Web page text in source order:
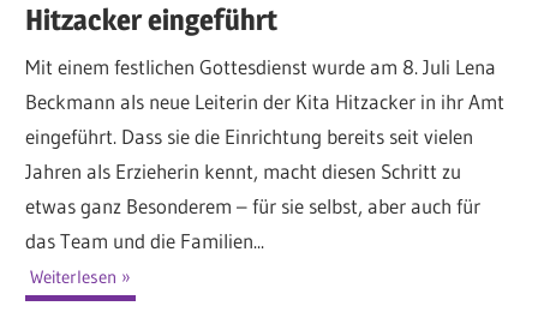
Hitzacker eingeführt
Mit einem festlichen Gottesdienst wurde am 8. Juli Lena
Beckmann als neue Leiterin der Kita Hitzacker in ihr Amt
eingeführt. Dass sie die Einrichtung bereits seit vielen
Jahren als Erzieherin kennt, macht diesen Schritt zu
etwas ganz Besonderem – für sie selbst, aber auch für
das Team und die Familien...
Weiterlesen